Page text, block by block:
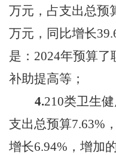
万元，占支出总预
万元，同比增长
是： 2024年预算
补助提高等 ；
4.210类卫生
支出总预算7.63%
增长6.94%，增加